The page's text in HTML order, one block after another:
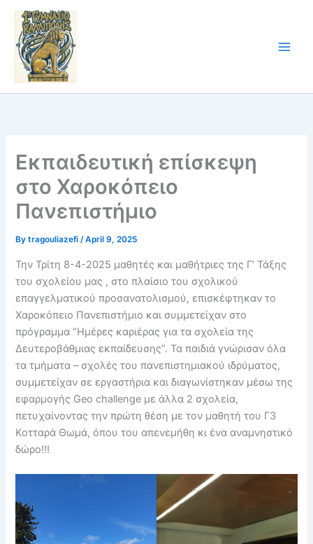
Skip
content
Εκπαιδευτική επίσκεψη
στο Χαροκόπειο
Πανεπιστήμιο
Bytragouliazefi/April 9, 2025
Την Τρίτη 8-4-2025 μαθητές και μαθήτριες της Γ’ Τάξης
του σχολείου μας , στο πλαίσιο του σχολικού
επαγγελματικού προσανατολισμού, επισκέφτηκαν το
Χαροκόπειο Πανεπιστήμιο και συμμετείχαν στο
πρόγραμμα “Ημέρες καριέρας για τα σχολεία της
Δευτεροβάθμιας εκπαίδευσης”. Τα παιδιά γνώρισαν όλα
τα τμήματα – σχολές του πανεπιστημιακού ιδρύματος,
συμμετείχαν σε εργαστήρια και διαγωνίστηκαν μέσω της
εφαρμογής Geo challenge με άλλα 2 σχολεία,
πετυχαίνοντας την πρώτη θέση με τον μαθητή του Γ3
Κοτταρά Θωμά, όπου του απενεμήθη κι ένα αναμνηστικό
δώρο!!!